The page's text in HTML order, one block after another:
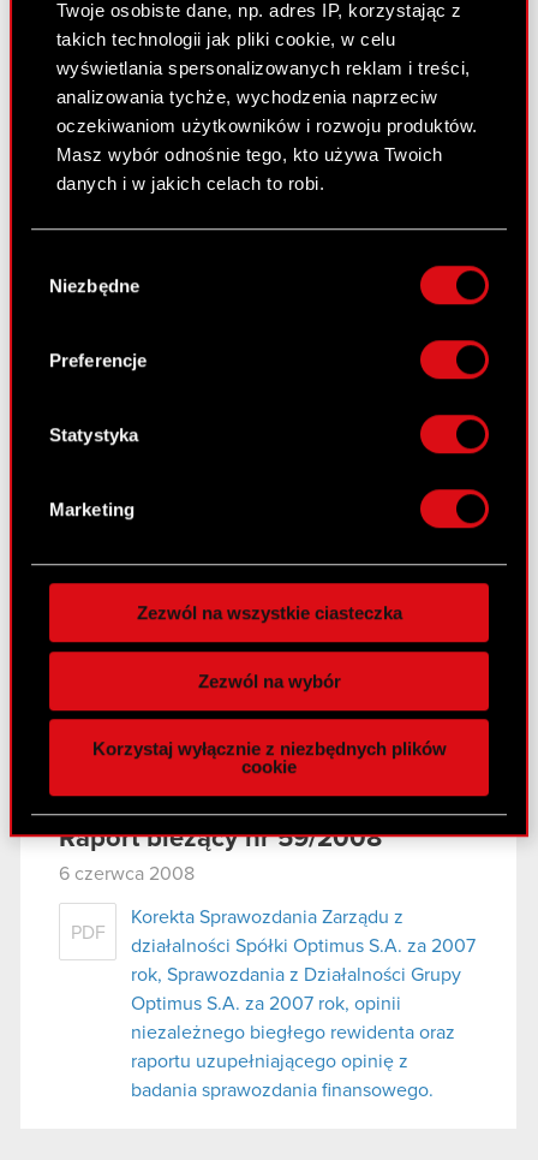
Twoje osobiste dane, np. adres IP, korzystając z
takich technologii jak pliki cookie, w celu
wyświetlania spersonalizowanych reklam i treści,
analizowania tychże, wychodzenia naprzeciw
oczekiwaniom użytkowników i rozwoju produktów.
Masz wybór odnośnie tego, kto używa Twoich
danych i w jakich celach to robi.
lokalizacji geograficznej z dokładnością nawet
Identyfikować Twoje urządzenie, aktywnie
analizując charakteryzującego je zbiory
palca)
osobiste dane są przetwarzane oraz ustaw własne
preferencje w
. W Deklaracji
zgodę w dowolnej chwili.
Wykorzystujemy pliki cookie do
funkcje społecznościowe i analizować ruch w
naszej witrynie. Informacje o tym, jak korzystasz
z naszej witryny, udostępniamy partnerom
Partnerzy mogą połączyć te informacje z innymi
danymi otrzymanymi od Ciebie lub uzyskanymi
podczas korzystania z ich usług. Kontynuując
używanie plików cookie.
zgody
Niezbędne
Preferencje
Statystyka
Marketing
Zezwól na wszystkie ciasteczka
Zezwól na wybór
Korzystaj wyłącznie z niezbędnych plików
cookie
Raport bieżący nr 63/2008
19 czerwca 2008
PDF
Realizacja postanowień umowy
strategicznej w części korporacyjnej
Postanowienie Sądu Rejonowego w
ZATRA S.A. o upadłości OPTIMUS S.A.
Raport bieżący nr 61/2008
Projekty uchwał Zwyczajnego Walnego
Raport bieżący nr 60/2008
Informacja o Zwołaniu Zwyczajnego
Walnego Zgromadzenia Spólki
Raport bieżący nr 59/2008
6 czerwca 2008
PDF
Korekta Sprawozdania Zarządu z
działalności Spółki Optimus S.A. za 2007
rok, Sprawozdania z Działalności Grupy
Optimus S.A. za 2007 rok, opinii
niezależnego biegłego rewidenta oraz
raportu uzupełniającego opinię z
badania sprawozdania finansowego.